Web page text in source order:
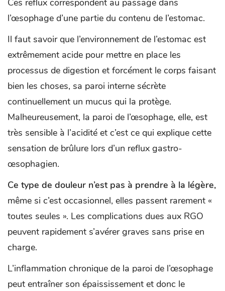
Ces reflux correspondent au passage dans
l’œsophage d’une partie du contenu de l’estomac.
Il faut savoir que l’environnement de l’estomac est
extrêmement acide pour mettre en place les
processus de digestion et forcément le corps faisant
bien les choses, sa paroi interne sécrète
continuellement un mucus qui la protège.
Malheureusement, la paroi de l’œsophage, elle, est
très sensible à l’acidité et c’est ce qui explique cette
sensation de brûlure lors d’un reflux gastro-
œsophagien.
Ce type de douleur n’est pas à prendre à la légère,
même si c’est occasionnel, elles passent rarement «
toutes seules ». Les complications dues aux RGO
peuvent rapidement s’avérer graves sans prise en
charge.
L’inflammation chronique de la paroi de l’œsophage
peut entraîner son épaississement et donc le